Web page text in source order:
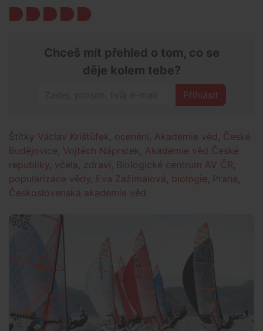
Chceš mít přehled o tom, co se
děje kolem tebe?
Přihlásit
Štítky Václav Krištůfek ocenění Akademie věd České
Budějovice Vojtěch Náprstek Akademie věd České
republiky včela zdraví Biologické centrum AV ČR
popularizace vědy Eva Zažímalová biologie Praha
Československá akademie věd